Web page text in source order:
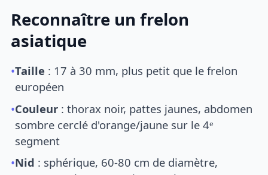
Reconnaître un frelon
asiatique
•Taille : 17 à 30 mm, plus petit que le frelon
européen
•Couleur : thorax noir, pattes jaunes, abdomen
sombre cerclé d'orange/jaune sur le 4ᵉ
segment
•Nid : sphérique, 60-80 cm de diamètre,